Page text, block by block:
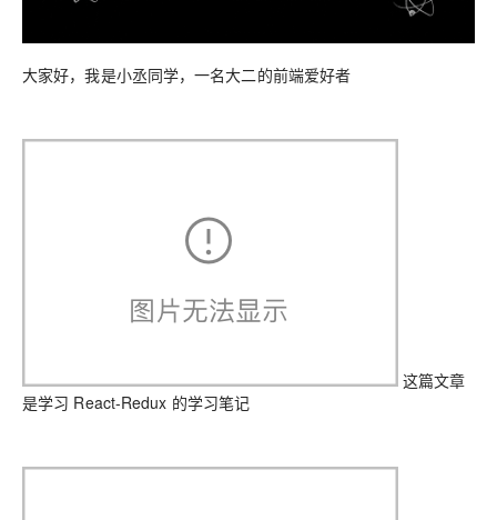
大家好，我是小丞同学，一名大二的前端爱好者
这篇文章
是学习 React-Redux 的学习笔记